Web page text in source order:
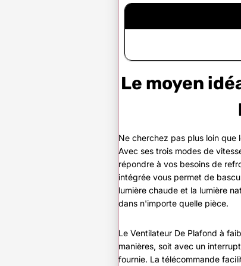
Le moyen
Ne cherchez pas plus loin que
Avec ses trois modes de
répondre à vos besoins de
intégrée vous permet de
lumière chaude et la lumière
dans n'importe quelle pièce.
Le Ventilateur De Plafond à
manières, soit avec un
fournie. La télécommande